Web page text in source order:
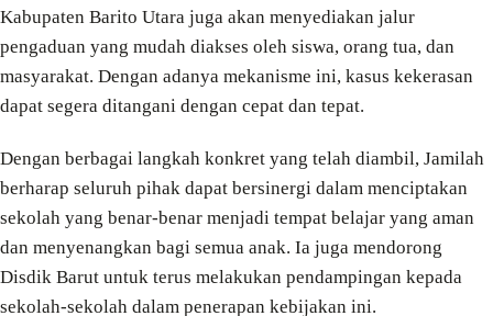
Kabupaten Barito Utara juga akan menyediakan jalur
pengaduan yang mudah diakses oleh siswa, orang tua, dan
masyarakat. Dengan adanya mekanisme ini, kasus kekerasan
dapat segera ditangani dengan cepat dan tepat.
Dengan berbagai langkah konkret yang telah diambil, Jamilah
berharap seluruh pihak dapat bersinergi dalam menciptakan
sekolah yang benar-benar menjadi tempat belajar yang aman
dan menyenangkan bagi semua anak. Ia juga mendorong
Disdik Barut untuk terus melakukan pendampingan kepada
sekolah-sekolah dalam penerapan kebijakan ini.